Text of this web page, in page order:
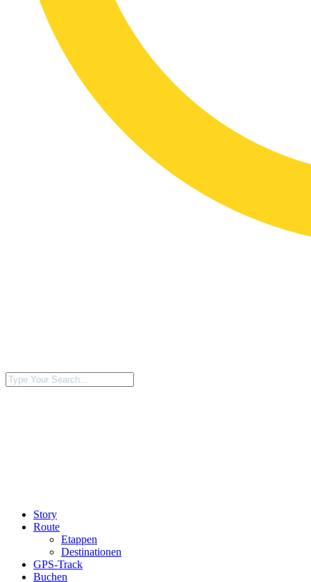
Story
Route
Etappen
Destinationen
GPS-Track
Buchen